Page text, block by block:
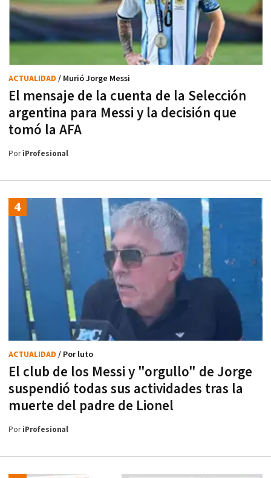
El mensaje de la cuenta de la Selección
argentina para Messi y la decisión que
tomó la AFA
ACTUALIDAD / Murió Jorge Messi
PoriProfesional
El club de los Messi y "orgullo" de Jorge
suspendió todas sus actividades tras la
muerte del padre de Lionel
ACTUALIDAD / Por luto
PoriProfesional